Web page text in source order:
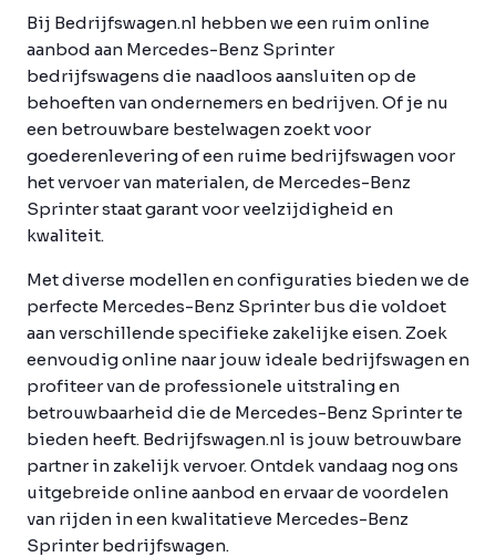
Bij Bedrijfswagen.nl hebben we een ruim online
aanbod aan Mercedes-Benz Sprinter
bedrijfswagens die naadloos aansluiten op de
behoeften van ondernemers en bedrijven. Of je nu
een betrouwbare bestelwagen zoekt voor
goederenlevering of een ruime bedrijfswagen voor
het vervoer van materialen, de Mercedes-Benz
Sprinter staat garant voor veelzijdigheid en
kwaliteit.
Met diverse modellen en configuraties bieden we de
perfecte Mercedes-Benz Sprinter bus die voldoet
aan verschillende specifieke zakelijke eisen. Zoek
eenvoudig online naar jouw ideale bedrijfswagen en
profiteer van de professionele uitstraling en
betrouwbaarheid die de Mercedes-Benz Sprinter te
bieden heeft. Bedrijfswagen.nl is jouw betrouwbare
partner in zakelijk vervoer. Ontdek vandaag nog ons
uitgebreide online aanbod en ervaar de voordelen
van rijden in een kwalitatieve Mercedes-Benz
Sprinter bedrijfswagen.